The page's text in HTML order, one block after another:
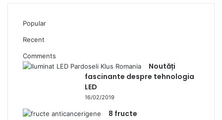
Popular
Recent
Comments
Noutăți
fascinante despre tehnologia
LED
16/02/2019
8 fructe